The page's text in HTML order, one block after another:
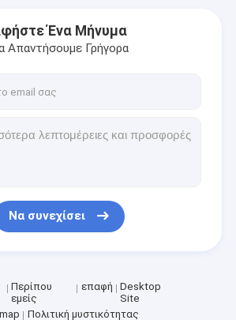
Ένα Μήνυμα
Απαντήσουμε Γρήγορα
Να συνεχίσει
Περίπου
εμείς
επαφή
Desktop
Site
Πολιτική μυστικότητας